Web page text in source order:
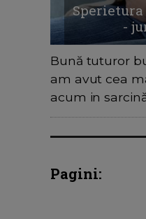
Sperietura
-
Bună tuturor
am avut cea
acum in
Pagini: